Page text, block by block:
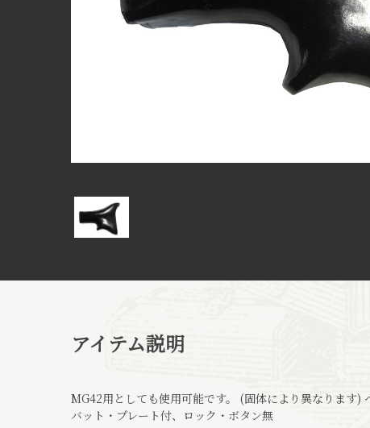
アイテム説明
MG42用としても使用可能です。 (固体により異なります)
バット・プレート付、ロック・ボタン無